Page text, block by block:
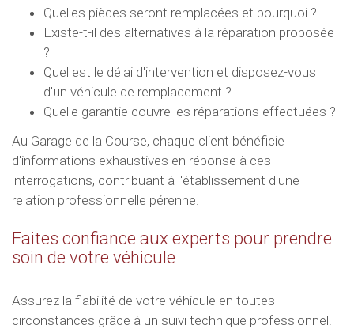
Quelles pièces seront remplacées et pourquoi ?
Existe-t-il des alternatives à la réparation proposée
?
Quel est le délai d'intervention et disposez-vous
d'un véhicule de remplacement ?
Quelle garantie couvre les réparations effectuées ?
Au Garage de la Course, chaque client bénéficie
d'informations exhaustives en réponse à ces
interrogations, contribuant à l'établissement d'une
relation professionnelle pérenne.
Faites confiance aux experts pour prendre
soin de votre véhicule
Assurez la fiabilité de votre véhicule en toutes
circonstances grâce à un suivi technique professionnel.